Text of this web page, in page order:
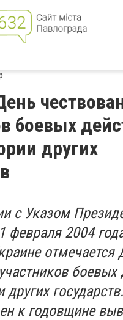
боевых
других
с Указом
февраля 2004
отмечается
боевых
других
к годовщине